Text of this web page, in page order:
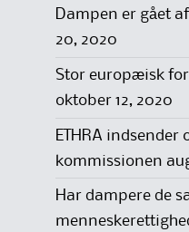
Dampen er gået
20, 2020
Stor europæisk
oktober 12, 2020
ETHRA
kommissionen
Har dampere de